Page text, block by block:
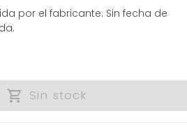
por el fabricante. Sin fecha de
Sin stock